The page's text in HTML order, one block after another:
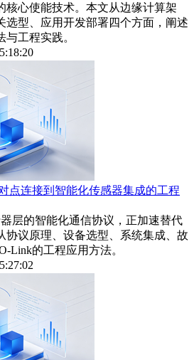
核心使能技术。本文从边缘计算架
选型、应用开发部署四个方面，阐述
工程实践。
点连接到智能化传感器集成的工程
层的智能化通信协议，正加速替代
协议原理、设备选型、系统集成、故
Link的工程应用方法。